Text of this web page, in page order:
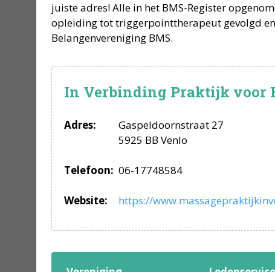
juiste adres! Alle in het BMS-Register
opleiding tottriggerpointtherapeutgevolgd
Belangenvereniging BMS.
In Verbinding Praktijk voor
Adres:
Gaspeldoornstraat 27
5925 BB Venlo
Telefoon: 06-17748584
Website: https://